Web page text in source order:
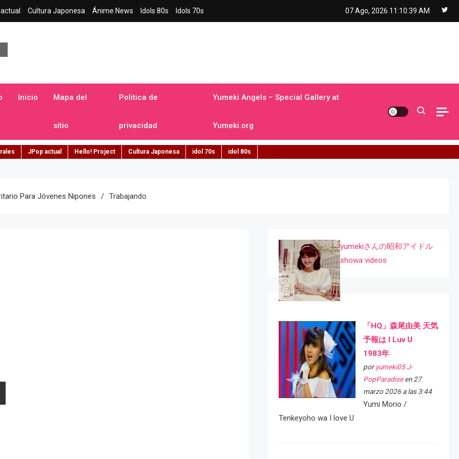
Cultura Japonesa Ánime News Idols 80s Idols 70s 07 Ago, 2026 11:10:40 AM
Inicio Mapa del
sitio
Politica de
privacidad
Yumeki Angels – Special Gallery at
Yumeki.org
JPop actual Hello! Project Cultura Japonesa idol 70s idol 80s
Para Jóvenes Nipones Trabajando
yumekiさんの昭和アイドル
showa videos
「HQ」森尾由美 天気
予報は I Luv U
1983年
por yumeki05 J-
PopParadiseen 27
marzo 2026 a las 3:44
Yumi Morio /
Tenkeyoho wa I love U